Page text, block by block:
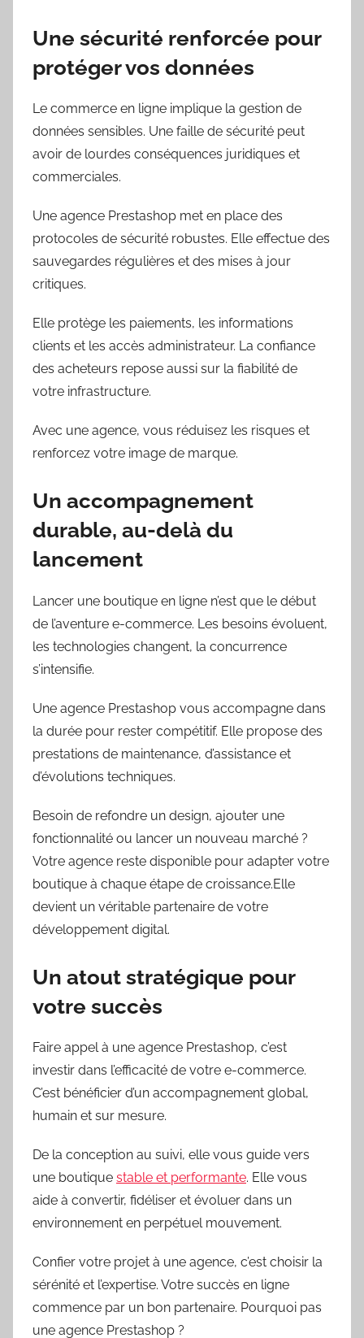
Une sécurité renforcée pour
protéger vos données
Le commerce en ligne implique la gestion de
données sensibles. Une faille de sécurité peut
avoir de lourdes conséquences juridiques et
commerciales.
Une agence Prestashop met en place des
protocoles de sécurité robustes. Elle effectue des
sauvegardes régulières et des mises à jour
critiques.
Elle protège les paiements, les informations
clients et les accès administrateur. La confiance
des acheteurs repose aussi sur la fiabilité de
votre infrastructure.
Avec une agence, vous réduisez les risques et
renforcez votre image de marque.
Un accompagnement
durable, au-delà du
lancement
Lancer une boutique en ligne n’est que le début
de l’aventure e-commerce. Les besoins évoluent,
les technologies changent, la concurrence
s’intensifie.
Une agence Prestashop vous accompagne dans
la durée pour rester compétitif. Elle propose des
prestations de maintenance, d’assistance et
d’évolutions techniques.
Besoin de refondre un design, ajouter une
fonctionnalité ou lancer un nouveau marché ?
Votre agence reste disponible pour adapter votre
boutique à chaque étape de croissance.Elle
devient un véritable partenaire de votre
développement digital.
Un atout stratégique pour
votre succès
Faire appel à une agence Prestashop, c’est
investir dans l’efficacité de votre e-commerce.
C’est bénéficier d’un accompagnement global,
humain et sur mesure.
De la conception au suivi, elle vous guide vers
une boutique stable et performante. Elle vous
aide à convertir, fidéliser et évoluer dans un
environnement en perpétuel mouvement.
Confier votre projet à une agence, c’est choisir la
sérénité et l’expertise. Votre succès en ligne
commence par un bon partenaire. Pourquoi pas
une agence Prestashop ?